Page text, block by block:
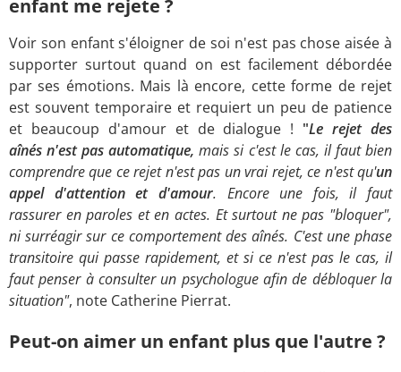
enfant me rejete ?
Voir son enfant s'éloigner de soi n'est pas chose aisée à
supporter surtout quand on est facilement débordée
par ses émotions. Mais là encore, cette forme de rejet
est souvent temporaire et requiert un peu de patience
et beaucoup d'amour et de dialogue ! "Le rejet des
aînés n'est pas automatique, mais si c'est le cas, il faut bien
comprendre que ce rejet n'est pas un vrai rejet, ce n'est qu'un
appel d'attention et d'amour. Encore une fois, il faut
rassurer en paroles et en actes. Et surtout ne pas "bloquer",
ni surréagir sur ce comportement des aînés. C'est une phase
transitoire qui passe rapidement, et si ce n'est pas le cas, il
faut penser à consulter un psychologue afin de débloquer la
situation", note Catherine Pierrat.
Peut-on aimer un enfant plus que l'autre ?